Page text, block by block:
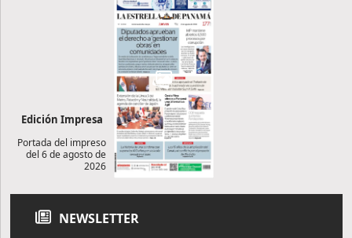
Edición Impresa
Portada del impreso
del 6 de agosto de
2026
NEWSLETTER